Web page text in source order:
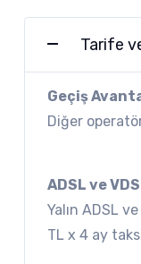
Tarife
Geçiş
Diğer
ADSL ve
Yalın ADSL
TL x 4 ay